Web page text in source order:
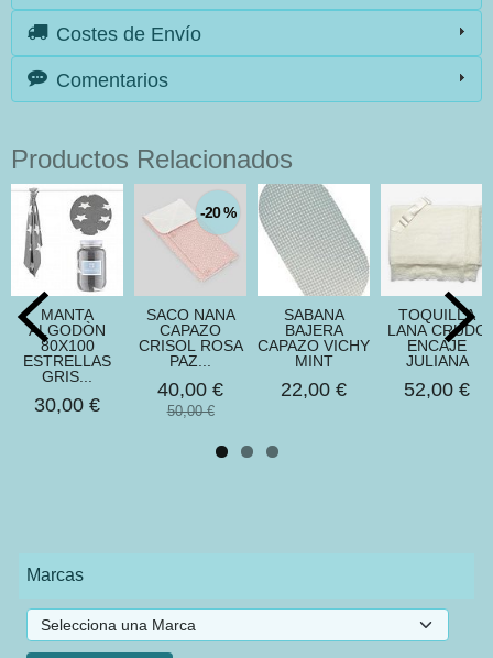
Marcas
Costes de Envío
Comentarios
Productos Relacionados
MANTA
ALGODÒN
80X100
ESTRELLAS
GRIS...
30,00 €
-20 %
SACO NANA
CAPAZO
CRISOL ROSA
PAZ...
40,00 €
50,00 €
SABANA
BAJERA
CAPAZO VICHY
MINT
22,00 €
TOQUILLA
LANA CRUDO
ENCAJE
JULIANA
52,00 €